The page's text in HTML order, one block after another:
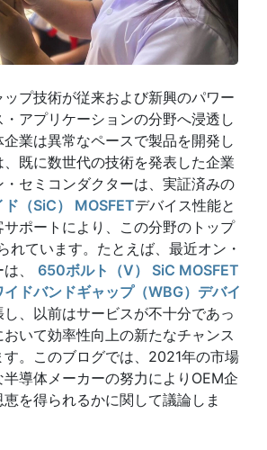
プ技術が従来および新興のパワー
アプリケーションの分野へ浸透し
業は異常なペースで製品を開発し
既に数世代の技術を発表した企業
・セミコンダクターは、実証済みの
（SiC） MOSFETデバイス性能と
ポートにより、この分野のトップ
れています。たとえば、最近オン・
、 650ボルト（V） SiC MOSFET
イドバンドギャップ（WBG）デバイ
、以前はサービスが不十分であっ
いて効率性向上の新たなチャンス
す。このブログでは、2021年の市場
導体メーカーの努力によりOEM企
を得られるかに関して議論しま